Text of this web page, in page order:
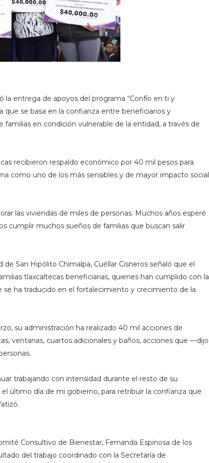
la entrega de apoyos del programa “Confío en ti y
que se basa en la confianza entre beneficiarios y
familias en condición vulnerable de la entidad, a través de
recibieron respaldo económico por 40 mil pesos para
como uno de los más sensibles y de mayor impacto social
las viviendas de miles de personas. Muchos años esperé
cumplir muchos sueños de familias que buscan salir
San Hipólito Chimalpa, Cuéllar Cisneros señaló que el
tlaxcaltecas beneficiarias, quienes han cumplido con la
ha traducido en el fortalecimiento y crecimiento de la
su administración ha realizado 40 mil acciones de
ventanas, cuartos adicionales y baños, acciones que —dijo
trabajando con intensidad durante el resto de su
último día de mi gobierno, para retribuir la confianza que
Consultivo de Bienestar, Fernanda Espinosa de los
del trabajo coordinado con la Secretaría de